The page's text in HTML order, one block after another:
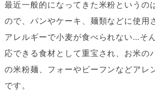
最近一般的になってきた米粉というの
ので、パンやケーキ、麺類などに使用
アレルギーで小麦が食べられない…そ
応できる食材として重宝され、お米の
の米粉麺、フォーやビーフンなどアレ
です。